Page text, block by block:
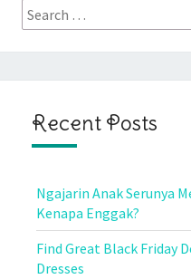
Search
for:
Recent Posts
Ngajarin Anak Serunya
Kenapa Enggak?
Find Great Black Friday
Dresses